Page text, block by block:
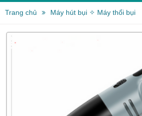
Trang chủ Máy hút bụi ✧ Máy thổi bụi